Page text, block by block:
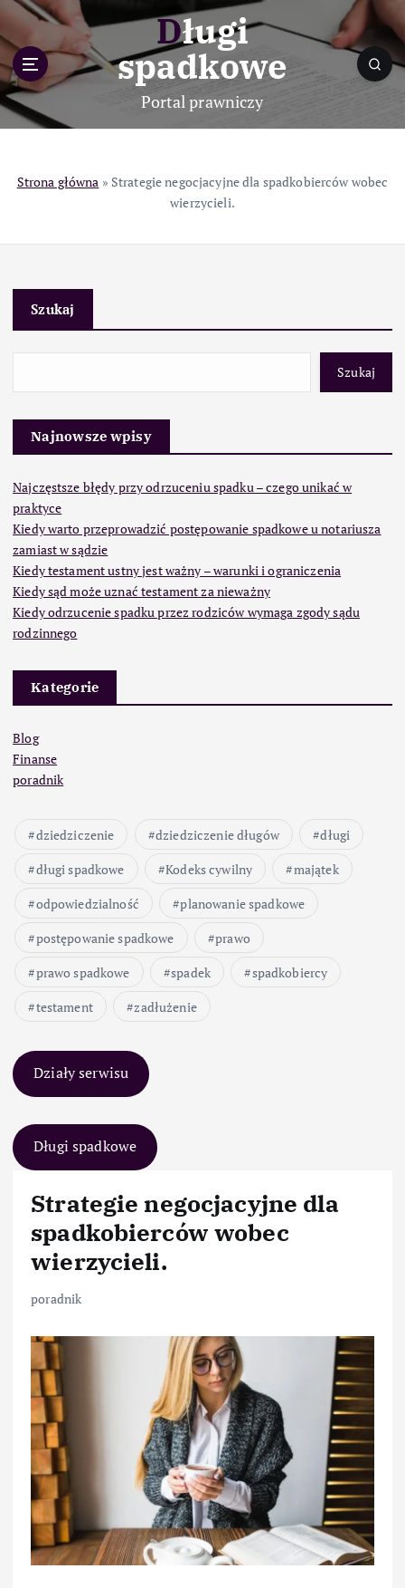
p
o
c
Długi
spadkowe
Portal prawniczy
Strona główna » Strategie negocjacyjne dla spadkobierców wobec
wierzycieli.
Szukaj
Szukaj
Najnowsze wpisy
Najczęstsze błędy przy odrzuceniu spadku – czego unikać w
praktyce
Kiedy warto przeprowadzić postępowanie spadkowe u notariusza
zamiast w sądzie
Kiedy testament ustny jest ważny – warunki i ograniczenia
Kiedy sąd może uznać testament za nieważny
Kiedy odrzucenie spadku przez rodziców wymaga zgody sądu
rodzinnego
Kategorie
Blog
Finanse
poradnik
dziedziczenie dziedziczenie długów
długi
długi spadkowe
Kodeks cywilny
majątek
odpowiedzialność
planowanie spadkowe
postępowanie spadkowe
prawo
prawo spadkowe
spadek
spadkobiercy
testament
zadłużenie
Działy serwisu
Długi spadkowe
Strategie negocjacyjne dla
spadkobierców wobec
wierzycieli.
poradnik